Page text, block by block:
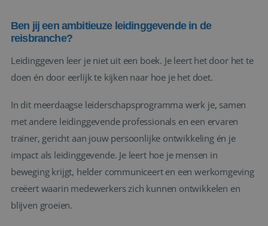
Ben jij een ambitieuze leidinggevende in de
reisbranche?
Leidinggeven leer je niet uit een boek. Je leert het door het te
doen én door eerlijk te kijken naar hoe je het doet.
In dit meerdaagse leiderschapsprogramma werk je, samen
met andere leidinggevende professionals en een ervaren
trainer, gericht aan jouw persoonlijke ontwikkeling én je
impact als leidinggevende. Je leert hoe je mensen in
beweging krijgt, helder communiceert en een werkomgeving
creëert waarin medewerkers zich kunnen ontwikkelen en
blijven groeien.